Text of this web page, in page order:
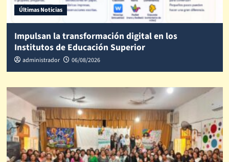
Últimas Noticias
Impulsan la transformación digital en los
Institutos de Educación Superior
administrador 06/08/2026